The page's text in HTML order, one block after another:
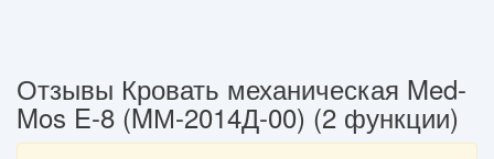
Отзывы Кровать механическая Med-
Mos E-8 (MМ-2014Д-00) (2 функции)